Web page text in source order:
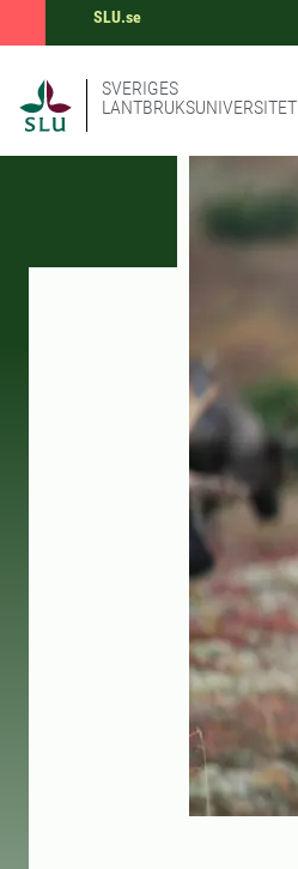
SLU.se
SVERIGES
LANTBRUKSUNIVERSITET